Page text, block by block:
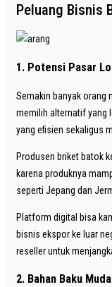
Peluang Bisnis
1. Potensi Pasar
Semakin banyak orang
memilih alternatif yang
yang efisien sekaligus
Produsen briket batok
karena produknya
seperti Jepang dan
Platform digital bisa
bisnis ekspor ke luar
reseller untuk
2. Bahan Baku